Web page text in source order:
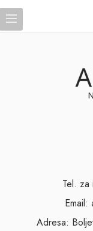
Tel.
Email:
Adresa: